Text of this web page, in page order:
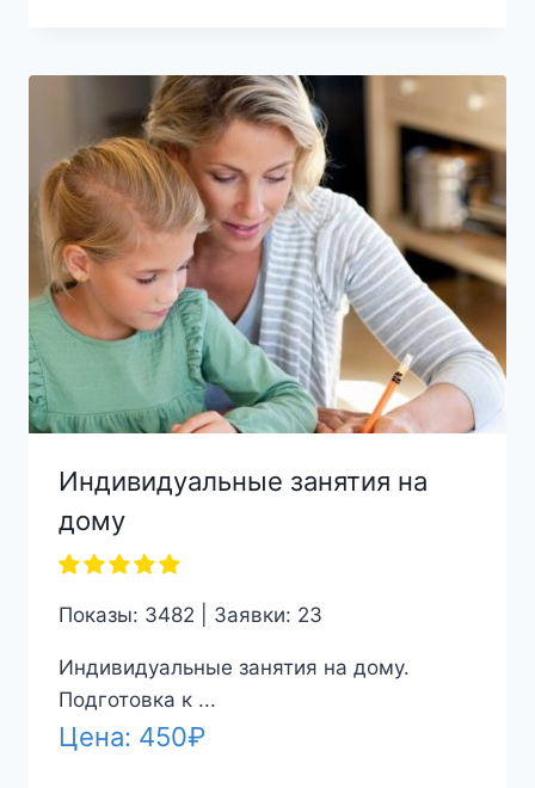
Индивидуальные занятия на
дому
Показы: 3482 | Заявки: 23
Индивидуальные занятия на дому.
Подготовка к ...
Цена: 450₽